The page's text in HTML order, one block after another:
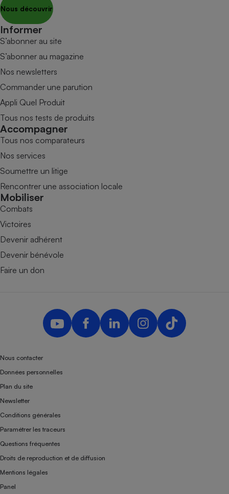
Nous découvrir
Informer
S’abonner au site
S’abonner au magazine
Nos newsletters
Commander une parution
Appli Quel Produit
Tous nos tests de produits
Accompagner
Tous nos comparateurs
Nos services
Soumettre un litige
Rencontrer une association locale
Mobiliser
Combats
Victoires
Devenir adhérent
Devenir bénévole
Faire un don
Nous contacter
Données personnelles
Plan du site
Newsletter
Conditions générales
Paramétrer les traceurs
Questions fréquentes
Droits de reproduction et de diffusion
Mentions légales
Panel